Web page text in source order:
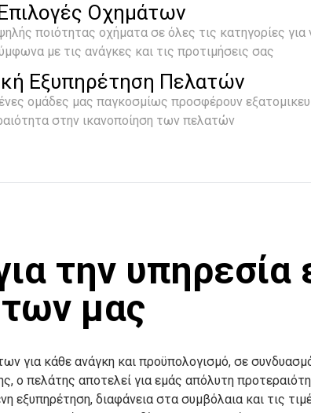
Οχημάτων
ποιότητας οχήματα σε όλες τις κατηγορίες για
με τις ανάγκες και τις προτιμήσεις σας
Εξυπηρέτηση Πελατών
ομάδες μας παγκοσμίως προσφέρουν
στην ικανοποίηση των πελατών
την υπηρεσία
μας
για κάθε ανάγκη και προϋπολογισμό, σε
ο πελάτης αποτελεί για εμάς απόλυτη
εξυπηρέτηση, διαφάνεια στα συμβόλαια και τις